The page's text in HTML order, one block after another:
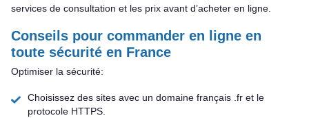
services de consultation et les prix avant d’acheter en ligne.
Conseils pour commander en ligne en
toute sécurité en France
Optimiser la sécurité:
Choisissez des sites avec un domaine français .fr et le
protocole HTTPS.